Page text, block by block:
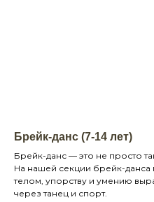
Брейк-данс (7-14 лет)
Брейк-данс — это не просто
На нашей секции брейк-
телом, упорству и умению
через танец и спорт.